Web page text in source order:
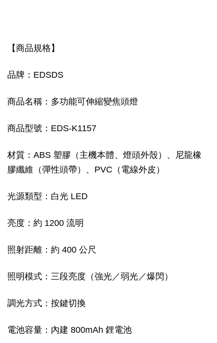
【商品規格】
品牌：EDSDS
商品名稱：多功能可伸縮變焦頭燈
商品型號：EDS-K1157
材質：ABS 塑膠（主機本體、燈頭外殼）、尼龍橡
膠纖維（彈性頭帶）、PVC（電線外皮）
光源類型：白光 LED
亮度：約 1200 流明
照射距離：約 400 公尺
照明模式：三段亮度（強光／弱光／爆閃）
調光方式：按鍵切換
電池容量：內建 800mAh 鋰電池